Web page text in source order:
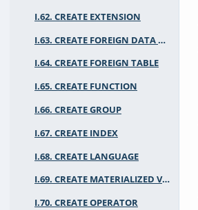
I.62. CREATE EXTENSION
I.63. CREATE FOREIGN DATA WRAPPER
I.64. CREATE FOREIGN TABLE
I.65. CREATE FUNCTION
I.66. CREATE GROUP
I.67. CREATE INDEX
I.68. CREATE LANGUAGE
I.69. CREATE MATERIALIZED VIEW
I.70. CREATE OPERATOR